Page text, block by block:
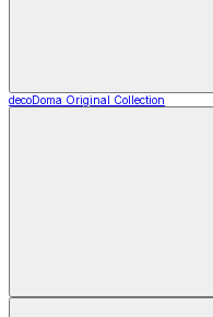
decoDoma Original Collection